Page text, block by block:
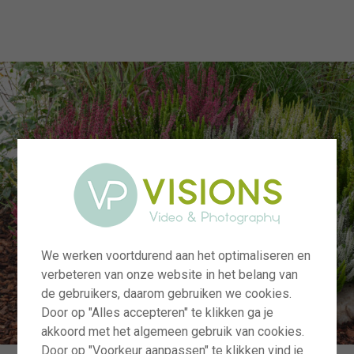
We werken voortdurend aan het optimaliseren en
verbeteren van onze website in het belang van
de gebruikers, daarom gebruiken we cookies.
Door op "Alles accepteren" te klikken ga je
akkoord met het algemeen gebruik van cookies.
Door op "Voorkeur aanpassen" te klikken vind je